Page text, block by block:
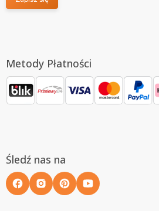
Metody Płatności
Śledź nas na